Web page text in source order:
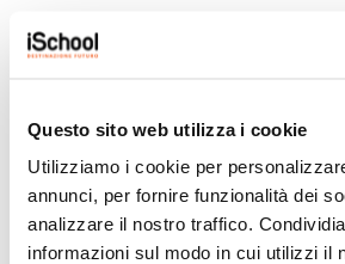
Questo sito web utilizza i cookie
Utilizziamo i cookie per
annunci, per fornire funzionalità dei
analizzare il nostro traffico.
informazioni sul modo in cui utilizzi il